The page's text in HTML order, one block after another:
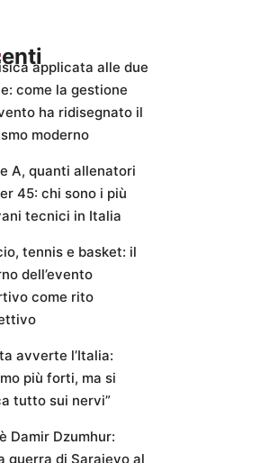
applicata alle due
come la gestione
ha ridisegnato il
moderno
A, quanti allenatori
45: chi sono i più
tecnici in Italia
tennis e basket: il
dell’evento
come rito
avverte l’Italia:
più forti, ma si
tutto sui nervi”
Damir Dzumhur:
guerra di Sarajevo al